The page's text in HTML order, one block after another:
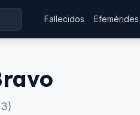
Fallecidos Efemérides
)